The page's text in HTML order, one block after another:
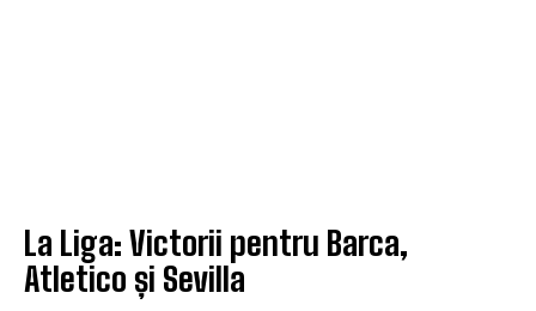
La Liga: Victorii pentru Barca,
Atletico și Sevilla